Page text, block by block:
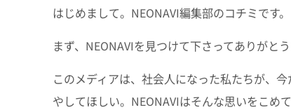
はじめまして。NEONAVI編集部のコチミです。
まず、NEONAVIを見つけて下さってありがとう
このメディアは、社会人になった私たちが、
やしてほしい。NEONAVIはそんな思いをこめて